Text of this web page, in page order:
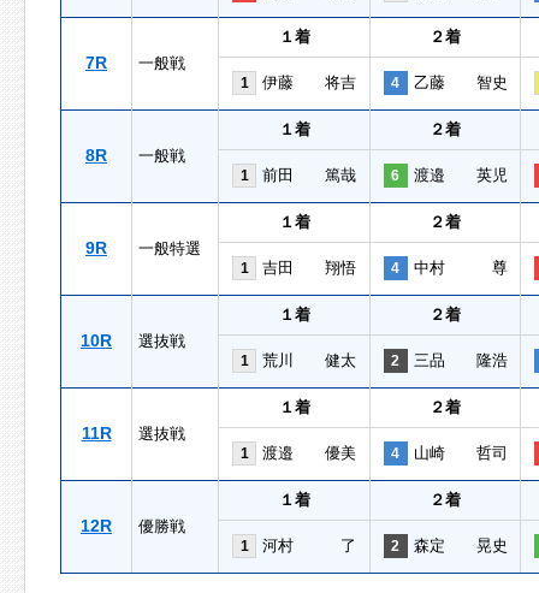
7R 一般戦
１着 ２着
1 伊藤 将吉 4 乙藤 智史
8R 一般戦
１着 ２着
1 前田 篤哉 6 渡邉 英児
9R 一般特選
１着 ２着
1 吉田 翔悟 4 中村 尊
10R 選抜戦
１着 ２着
1 荒川 健太 2 三品 隆浩
11R 選抜戦
１着 ２着
1 渡邉 優美 4 山崎 哲司
12R 優勝戦
１着 ２着
1 河村 了 2 森定 晃史